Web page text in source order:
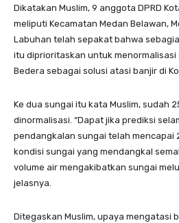
Dikatakan Muslim, 9 anggota DPRD
meliputi Kecamatan Medan Belawan,
Labuhan telah sepakat bahwa
itu diprioritaskan untuk menormalisasi
Bedera sebagai solusi atasi banjir di
Ke dua sungai itu kata Muslim, sudah
dinormalisasi. “Dapat jika prediksi
pendangkalan sungai telah mencapai
kondisi sungai yang mendangkal
volume air mengakibatkan sungai
jelasnya.
Ditegaskan Muslim, upaya mengatasi